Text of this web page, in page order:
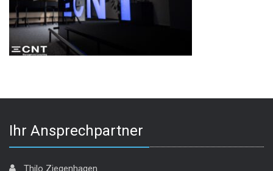
Ihr Ansprechpartner
Thilo Ziegenhagen